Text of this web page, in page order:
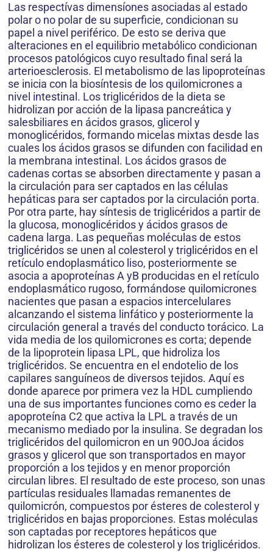
Las respectívas dimensíones asociadas al estado
polar o no polar de su superficie, condicionan su
papel a nivel periférico. De esto se deriva que
alteraciones en el equilibrio metabólico condicionan
procesos patológicos cuyo resultado final será la
arterioesclerosis. El metabolismo de las lipoproteínas
se inicia con la biosíntesis de los quilomicrones a
nivel intestinal. Los triglicéridos de la dieta se
hidrolizan por acción de la lipasa pancreática y
salesbiliares en ácidos grasos, glicerol y
monoglicéridos, formando micelas mixtas desde las
cuales los ácidos grasos se difunden con facilidad en
la membrana intestinal. Los ácidos grasos de
cadenas cortas se absorben directamente y pasan a
la circulación para ser captados en las células
hepáticas para ser captados por la circulación porta.
Por otra parte, hay síntesis de triglicéridos a partir de
la glucosa, monoglicéridos y ácidos grasos de
cadena larga. Las pequeñas moléculas de estos
triglicéridos se unen al colesterol y triglicéridos en el
retículo endoplasmático liso, posteriormente se
asocia a apoproteínas A yB producidas en el retículo
endoplasmático rugoso, formándose quilomicrones
nacientes que pasan a espacios intercelulares
alcanzando el sistema linfático y posteriormente la
circulación general a través del conducto torácico. La
vida media de los quilomicrones es corta; depende
de la lipoprotein lipasa LPL, que hidroliza los
triglicéridos. Se encuentra en el endotelio de los
capilares sanguíneos de diversos tejidos. Aquí es
donde aparece por primera vez la HDL cumpliendo
una de sus importantes funciones como es ceder la
apoproteína C2 que activa la LPL a través de un
mecanismo mediado por la insulina. Se degradan los
triglicéridos del quilomicron en un 90OJoa ácidos
grasos y glicerol que son transportados en mayor
proporción a los tejidos y en menor proporción
circulan libres. El resultado de este proceso, son unas
partículas residuales llamadas remanentes de
quilomicrón, compuestos por ésteres de colesterol y
triglicéridos en bajas proporciones. Estas moléculas
son captadas por receptores hepáticos que
hidrolizan los ésteres de colesterol y los triglicéridos.